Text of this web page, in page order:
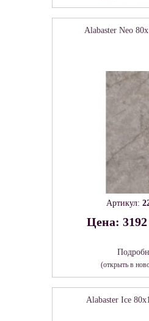
Alabaster Neo
Артикул:
Цена:
(открыть в
Alabaster Ice